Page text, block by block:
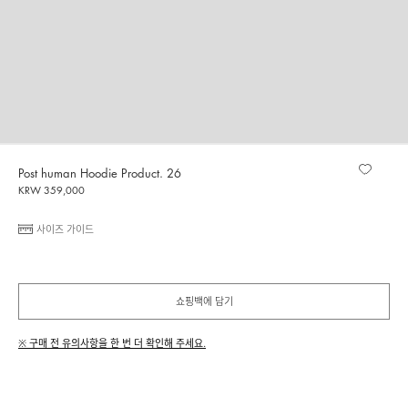
Post human Hoodie Product. 26
KRW 359,000
사이즈 가이드
쇼핑백에 담기
※ 구매 전 유의사항을 한 번 더 확인해 주세요.